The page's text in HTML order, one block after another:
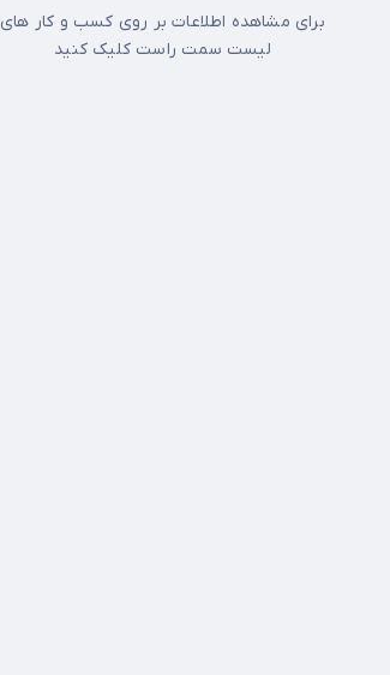
برای مشاهده اطلاعات بر روی کسب و کار های
لیست سمت راست کلیک کنید